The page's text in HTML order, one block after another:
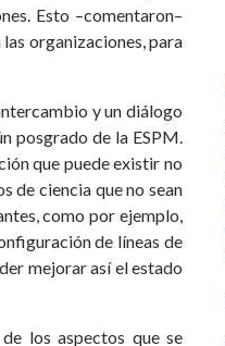
Esto –comentaron–
organizaciones, para
y un diálogo
posgrado de la ESPM.
que puede existir no
de ciencia que no sean
como por ejemplo,
de líneas de
mejorar así el estado
los aspectos que se